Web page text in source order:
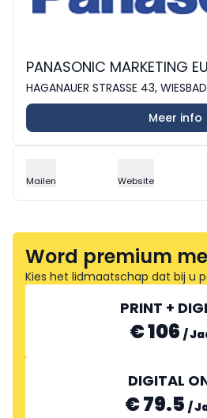
PANASONIC MARKETING
HAGANAUER STRASSE 43,
Meer info
Mailen Website
Word premium
Kies het lidmaatschap dat bij u
PRINT +
€ 106 /
DIGITAL
€ 79.5 /